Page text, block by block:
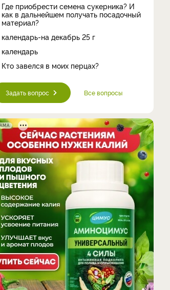
Где приобрести семена сукерника? И
как в дальнейшем получать посадочный
материал?
календарь-на декабрь 25 г
календарь
Кто завелся в моих перцах?
Задать вопрос Все вопросы